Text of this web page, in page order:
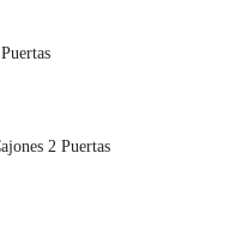
2 Puertas